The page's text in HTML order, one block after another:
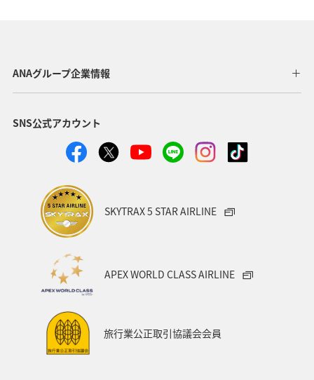
ANAグループ企業情報
SNS公式アカウント
SKYTRAX 5 STAR AIRLINE
APEX WORLD CLASS AIRLINE
旅行業公正取引協議会会員